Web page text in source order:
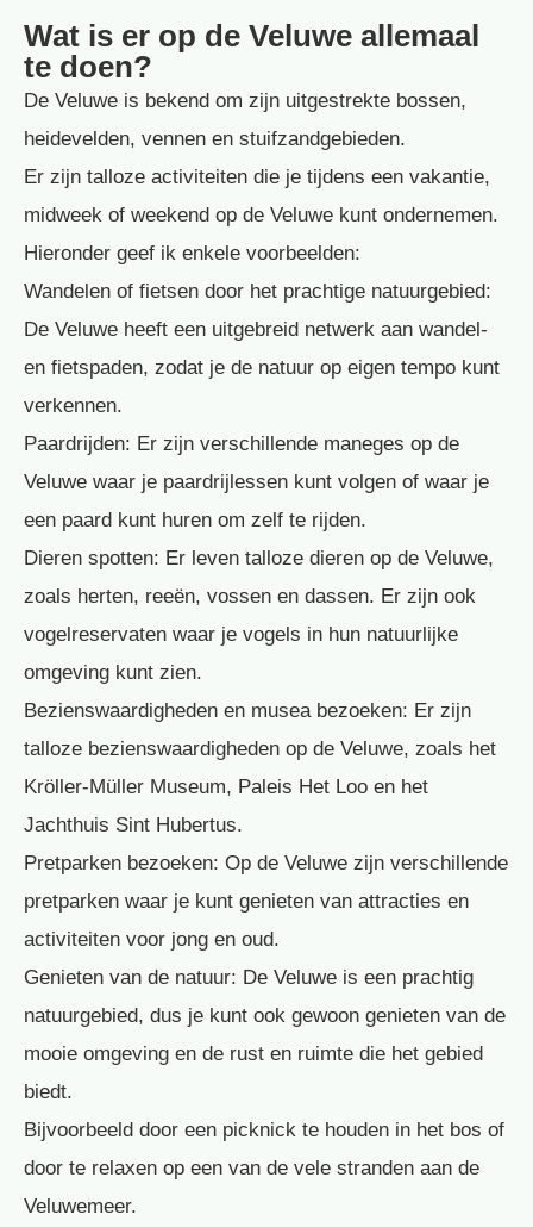
Wat is er op de Veluwe allemaal
te doen?
De Veluwe is bekend om zijn uitgestrekte bossen,
heidevelden, vennen en stuifzandgebieden.
Er zijn talloze activiteiten die je tijdens een vakantie,
midweek of weekend op de Veluwe kunt ondernemen.
Hieronder geef ik enkele voorbeelden:
Wandelen of fietsen door het prachtige natuurgebied:
De Veluwe heeft een uitgebreid netwerk aan wandel-
en fietspaden, zodat je de natuur op eigen tempo kunt
verkennen.
Paardrijden: Er zijn verschillende maneges op de
Veluwe waar je paardrijlessen kunt volgen of waar je
een paard kunt huren om zelf te rijden.
Dieren spotten: Er leven talloze dieren op de Veluwe,
zoals herten, reeën, vossen en dassen. Er zijn ook
vogelreservaten waar je vogels in hun natuurlijke
omgeving kunt zien.
Bezienswaardigheden en musea bezoeken: Er zijn
talloze bezienswaardigheden op de Veluwe, zoals het
Kröller-Müller Museum, Paleis Het Loo en het
Jachthuis Sint Hubertus.
Pretparken bezoeken: Op de Veluwe zijn verschillende
pretparken waar je kunt genieten van attracties en
activiteiten voor jong en oud.
Genieten van de natuur: De Veluwe is een prachtig
natuurgebied, dus je kunt ook gewoon genieten van de
mooie omgeving en de rust en ruimte die het gebied
biedt.
Bijvoorbeeld door een picknick te houden in het bos of
door te relaxen op een van de vele stranden aan de
Veluwemeer.